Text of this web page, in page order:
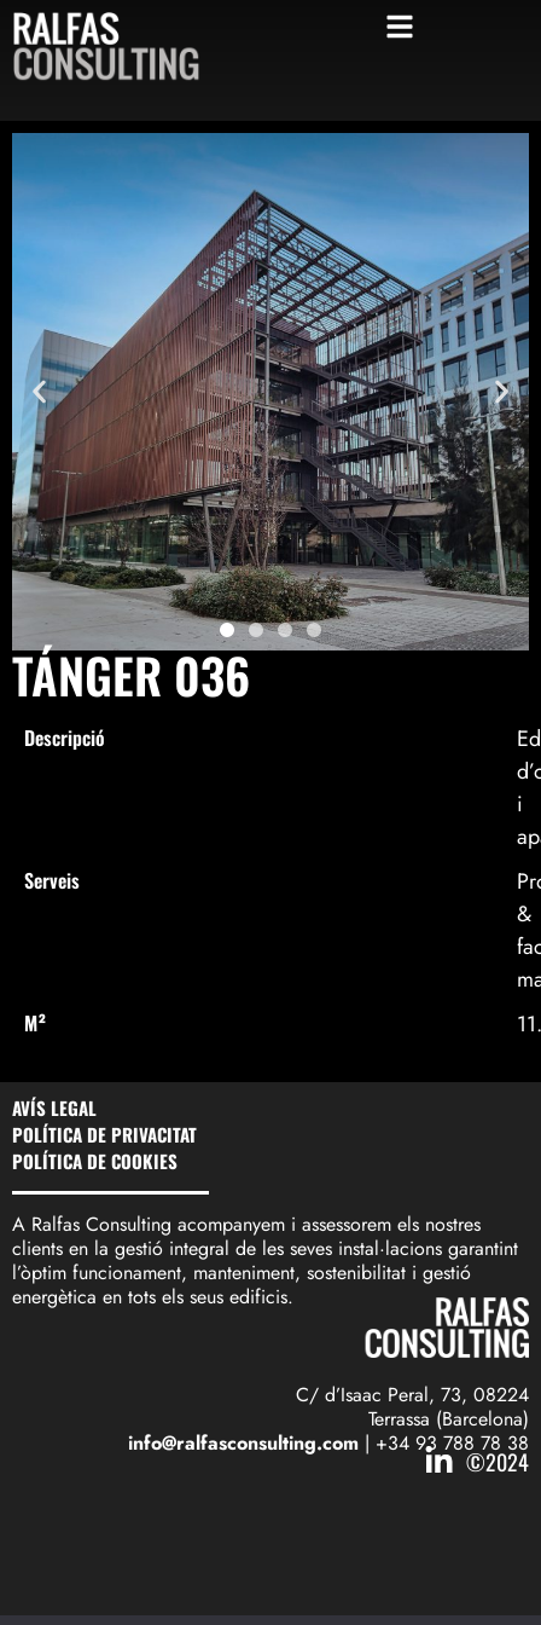
TÁNGER 036
Descripció
i
Serveis
&
M²
AVÍS LEGAL
POLÍTICA DE PRIVACITAT
POLÍTICA DE COOKIES
A Ralfas Consulting acompanyem i assessorem els nostres
clients en la gestió integral de les seves instal·lacions garantint
l’òptim funcionament, manteniment, sostenibilitat i gestió
energètica en tots els seus edificis.
C/ d’Isaac Peral, 73, 08224
Terrassa (Barcelona)
info@ralfasconsulting.com | +34 93 788 78 38
©2024